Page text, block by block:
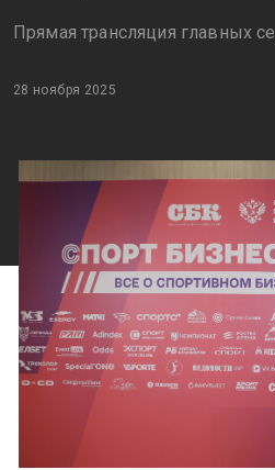
Прямая трансляция главных
28 ноября 2025